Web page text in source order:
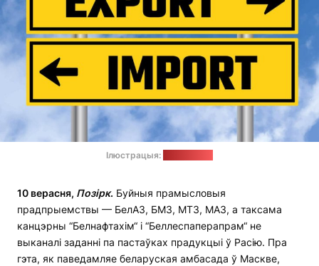
Ілюстрацыя:
10 верасня, Позірк. Буйныя прамысловыя
прадпрыемствы — БелАЗ, БМЗ, МТЗ, МАЗ, а таксама
канцэрны “Белнафтахім“ і “Беллеспаперапрам“ не
выканалі заданні па пастаўках прадукцыі ў Расію. Пра
гэта, як паведамляе беларуская амбасада ў Маскве,